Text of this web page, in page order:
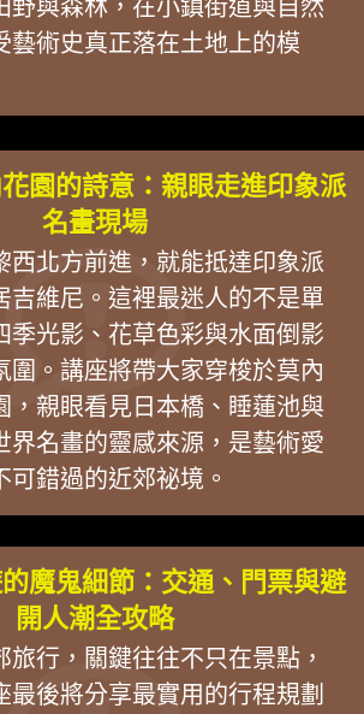
野與森林，在小鎮街道與自然
藝術史真正落在土地上的模
園的詩意：親眼走進印象派
名畫現場
西北方前進，就能抵達印象派
吉維尼。這裡最迷人的不是單
季光影、花草色彩與水面倒影
圍。講座將帶大家穿梭於莫內
，親眼看見日本橋、睡蓮池與
界名畫的靈感來源，是藝術愛
可錯過的近郊祕境。
魔鬼細節：交通、門票與避
開人潮全攻略
旅行，關鍵往往不只在景點，
最後將分享最實用的行程規劃